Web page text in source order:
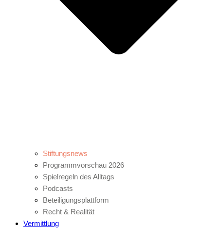
Stiftungsnews
Programmvorschau 2026
Spielregeln des Alltags
Podcasts
Beteiligungsplattform
Recht & Realität
Vermittlung